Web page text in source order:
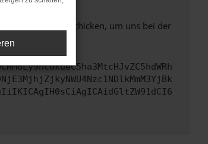
diesen Text schicken, um uns bei der